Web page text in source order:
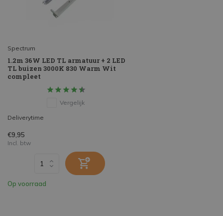
Spectrum
1.2m 36W LED TL armatuur + 2 LED
TL buizen 3000K 830 Warm Wit
compleet
Vergelijk
Deliverytime
€9,95
Incl. btw
Op voorraad